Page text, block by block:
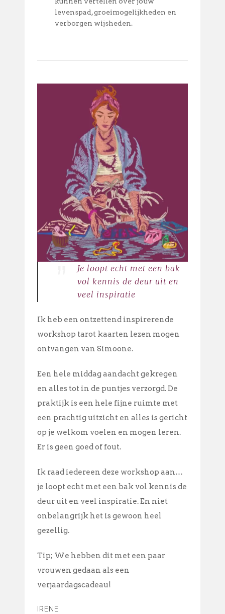
levenspad, groeimogelijkheden en
verborgen wijsheden.
Je loopt echt met een bak
vol kennis de deur uit en
veel inspiratie
Ik heb een ontzettend inspirerende
workshop tarot kaarten lezen mogen
ontvangen van Simoone.
Een hele middag aandacht gekregen
en alles tot in de puntjes verzorgd. De
praktijk is een hele fijne ruimte met
een prachtig uitzicht en alles is gericht
op je welkom voelen en mogen leren.
Er is geen goed of fout.
Ik raad iedereen deze workshop aan…
je loopt echt met een bak vol kennis de
deur uit en veel inspiratie. En niet
onbelangrijk het is gewoon heel
gezellig.
Tip; We hebben dit met een paar
vrouwen gedaan als een
verjaardagscadeau!
IRENE